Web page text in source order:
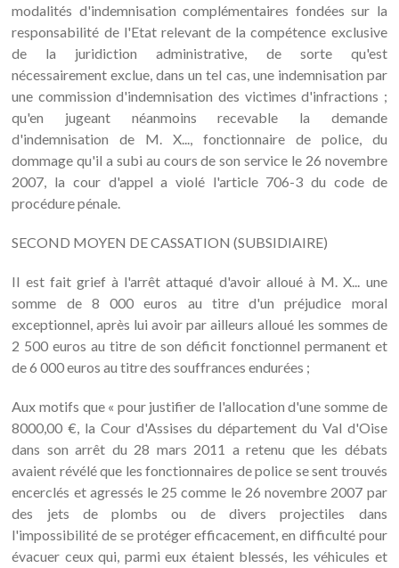
modalités d'indemnisation complémentaires fondées sur la
responsabilité de l'Etat relevant de la compétence exclusive
de la juridiction administrative, de sorte qu'est
nécessairement exclue, dans un tel cas, une indemnisation par
une commission d'indemnisation des victimes d'infractions ;
qu'en jugeant néanmoins recevable la demande
d'indemnisation de M. X..., fonctionnaire de police, du
dommage qu'il a subi au cours de son service le 26 novembre
2007, la cour d'appel a violé l'article 706-3 du code de
procédure pénale.
SECOND MOYEN DE CASSATION (SUBSIDIAIRE)
Il est fait grief à l'arrêt attaqué d'avoir alloué à M. X... une
somme de 8 000 euros au titre d'un préjudice moral
exceptionnel, après lui avoir par ailleurs alloué les sommes de
2 500 euros au titre de son déficit fonctionnel permanent et
de 6 000 euros au titre des souffrances endurées ;
Aux motifs que « pour justifier de l'allocation d'une somme de
8000,00 €, la Cour d'Assises du département du Val d'Oise
dans son arrêt du 28 mars 2011 a retenu que les débats
avaient révélé que les fonctionnaires de police se sent trouvés
encerclés et agressés le 25 comme le 26 novembre 2007 par
des jets de plombs ou de divers projectiles dans
l'impossibilité de se protéger efficacement, en difficulté pour
évacuer ceux qui, parmi eux étaient blessés, les véhicules et